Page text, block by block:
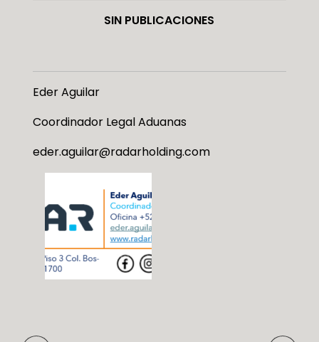
SIN PUBLICACIONES
Eder Aguilar
Coordinador Legal Aduanas
eder.aguilar@radarholding.com